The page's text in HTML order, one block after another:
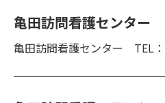
亀田訪問看護センター
亀田訪問看護センター TEL